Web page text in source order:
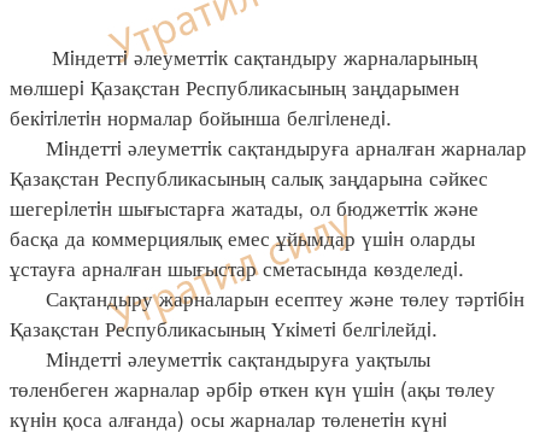
Мiндеттi әлеуметтiк сақтандыру жарналарының
мөлшерi Қазақстан Республикасының заңдарымен
бекiтiлетiн нормалар бойынша белгiленедi.
Мiндеттi әлеуметтiк сақтандыруға арналған жарналар
Қазақстан Республикасының салық заңдарына сәйкес
шегерiлетiн шығыстарға жатады, ол бюджеттiк және
басқа да коммерциялық емес ұйымдар үшiн оларды
ұстауға арналған шығыстар сметасында көзделедi.
Сақтандыру жарналарын есептеу және төлеу тәртiбiн
Қазақстан Республикасының Үкiметi белгiлейдi.
Мiндеттi әлеуметтiк сақтандыруға уақтылы
төленбеген жарналар әрбiр өткен күн үшiн (ақы төлеу
күнiн қоса алғанда) осы жарналар төленетiн күнi